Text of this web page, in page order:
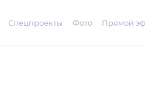
Спецпроекты Фото Прямой